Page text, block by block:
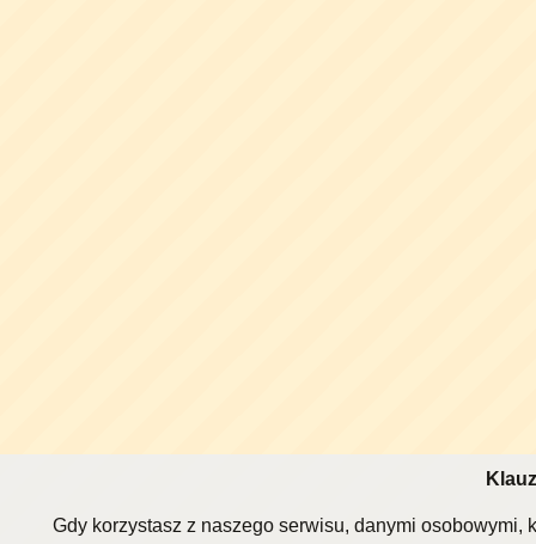
Gdy korzystasz z naszego serwisu, danymi osobowymi,